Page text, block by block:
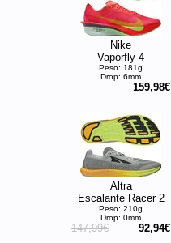
Nike
Vaporfly 4
Peso: 181g
Drop: 6mm
159,98€
Altra
Escalante Racer 2
Peso: 210g
Drop: 0mm
147,99€ 92,94€